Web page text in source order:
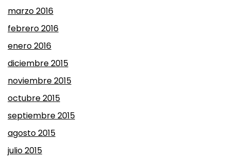
marzo 2016
febrero 2016
enero 2016
diciembre 2015
noviembre 2015
octubre 2015
septiembre 2015
agosto 2015
julio 2015